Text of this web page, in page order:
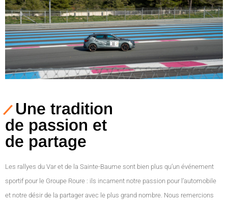
Une tradition
de passion et
de partage
Les rallyes du Var et de la Sainte-Baume sont bien plus qu’un événement
sportif pour le Groupe Roure : ils incarnent notre passion pour l’automobile
et notre désir de la partager avec le plus grand nombre. Nous remercions